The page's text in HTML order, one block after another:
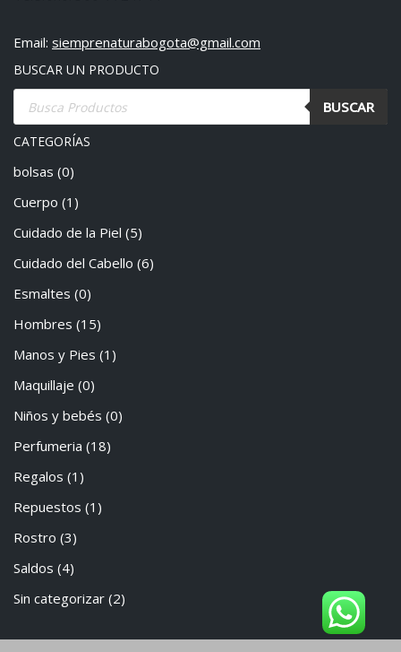
Email: siemprenaturabogota@gmail.com
BUSCAR UN PRODUCTO
BUSCAR
CATEGORÍAS
bolsas (0)
Cuerpo (1)
Cuidado de la Piel (5)
Cuidado del Cabello (6)
Esmaltes (0)
Hombres (15)
Manos y Pies (1)
Maquillaje (0)
Niños y bebés (0)
Perfumeria (18)
Regalos (1)
Repuestos (1)
Rostro (3)
Saldos (4)
Sin categorizar (2)